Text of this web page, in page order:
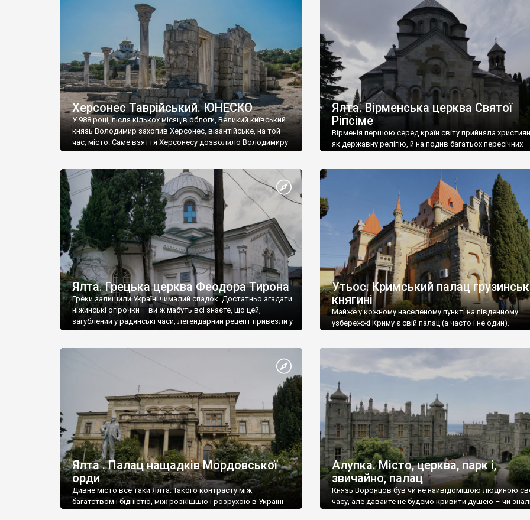
візантійської доби. Раритети викрадені з фондів об’єкту
культурної спадщини ЮНЕСКО «Херсонеса Таврійського».
Офіційно – на виставку «Золото Візантії», але експерти та
влада в Україні вважають це лише […]
називаються «повстяками» (postaki)…” “Вино. Крим
виробляє відмінне вино і його вдосталь: воно все
легке біле і дуже […]
Херсонес Таврійський. ЮНЕСКО
У 988 році, після кількох місяців облоги, Великий київський
князь Володимир захопив Херсонес, візантійське, на той
час, місто. Саме взяття Херсонесу дозволило Володимиру
диктувати свої умови візантійському імператору Василю ІІ,
Херсонесі Володимир-язичник, став Василем-
християнином. А потім було Хрещення Русі. На честь
Херсонесу Таврійського названо місто […]
Ялта. Вірменська церква Святої
Ріпсіме
Вірменія першою серед країн світу прийняла
як державну релігію, й на подив багатьох пересічних
Ялта. Грецька церква Феодора Тирона
Греки залишили Україні чималий спадок. Достатньо згадати
ніжинські огірочки – ви ж мабуть всі знаєте, що цей,
загублений у радянські часи, легендарний рецепт привезли у
Ніжин греки?
Утьос. Кримський палац
княгині
Майже у кожному населеному пункті на південному
узбережжі Криму є свій палац (а часто і не один).
Ялта . Палац нащадків Мордовської
орди
Дивне місто все таки Ялта. Такого контрасту між
багатством і бідністю, між розкішшю і розрухою в Україні
Алупка. Місто, церква, парк і,
звичайно, палац
Князь Воронцов був чи не найвідомішою людиною
часу, але давайте не будемо кривити душею – чи